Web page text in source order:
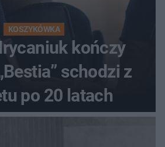
KOSZYKÓWKA
kończy
schodzi z
po 20 latach